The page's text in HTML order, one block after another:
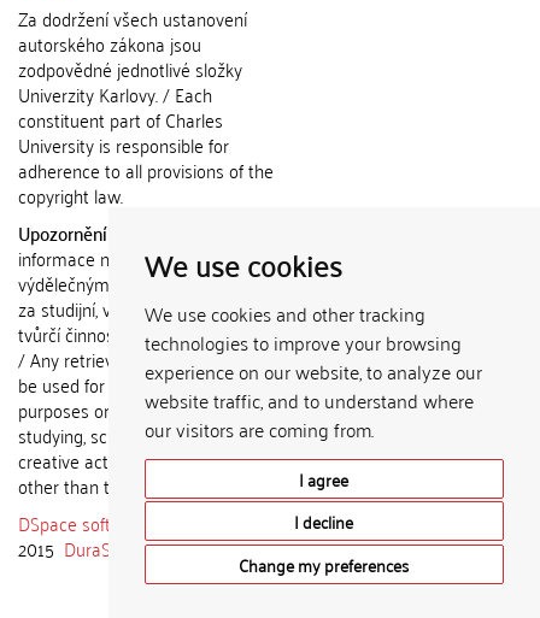
We use cookies
We use cookies and other tracking
technologies to improve your browsing
experience on our website, to analyze our
website traffic, and to understand where
our visitors are coming from.
I agree
I decline
Change my preferences
Za dodržení všech ustanovení
autorského zákona jsou
zodpovědné jednotlivé složky
Univerzity Karlovy. / Each
constituent part of Charles
University is responsible for
adherence to all provisions of the
copyright law.
Upozornění / Notice:
informace nemohou být použity k
výdělečným účelům nebo vydávány
za studijní, vědeckou nebo jinou
tvůrčí činnost jiné osoby než autora.
/ Any retrieved information shall not
be used for any commercial
purposes or claimed as results of
studying, scientific or any other
creative activities of any person
other than the author.
DSpace software
2015 DuraSpace